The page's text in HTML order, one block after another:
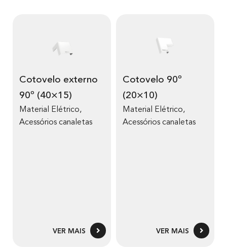
Cotovelo externo
90º (40×15)
Material Elétrico,
Acessórios canaletas
VER MAIS
Cotovelo 90º
(20×10)
Material Elétrico,
Acessórios canaletas
VER MAIS